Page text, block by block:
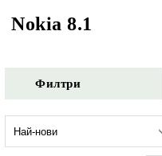
Nokia 8.1
Филтри